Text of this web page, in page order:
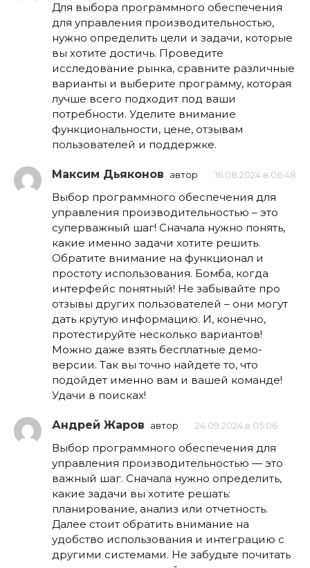
Для выбора программного обеспечения
для управления производительностью,
нужно определить цели и задачи, которые
вы хотите достичь. Проведите
исследование рынка, сравните различные
варианты и выберите программу, которая
лучше всего подходит под ваши
потребности. Уделите внимание
функциональности, цене, отзывам
пользователей и поддержке.
Максим Дьяконов автор 16.08.2024 в 06:48
Выбор программного обеспечения для
управления производительностью – это
суперважный шаг! Сначала нужно понять,
какие именно задачи хотите решить.
Обратите внимание на функционал и
простоту использования. Бомба, когда
интерфейс понятный! Не забывайте про
отзывы других пользователей – они могут
дать крутую информацию. И, конечно,
протестируйте несколько вариантов!
Можно даже взять бесплатные демо-
версии. Так вы точно найдете то, что
подойдет именно вам и вашей команде!
Удачи в поисках!
Андрей Жаров автор 24.09.2024 в 05:06
Выбор программного обеспечения для
управления производительностью — это
важный шаг. Сначала нужно определить,
какие задачи вы хотите решать:
планирование, анализ или отчетность.
Далее стоит обратить внимание на
удобство использования и интеграцию с
другими системами. Не забудьте почитать